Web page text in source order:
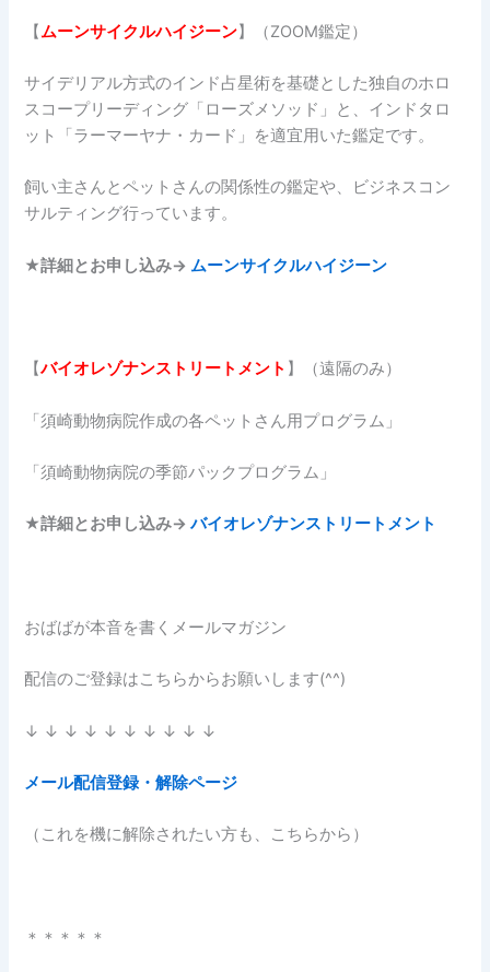
【ムーンサイクルハイジーン】（ZOOM鑑定）
サイデリアル方式のインド占星術を基礎とした独自のホロ
スコープリーディング「ローズメソッド」と、インドタロ
ット「ラーマーヤナ・カード」を適宜用いた鑑定です。
飼い主さんとペットさんの関係性の鑑定や、ビジネスコン
サルティング行っています。
★詳細とお申し込み→ ムーンサイクルハイジーン
【バイオレゾナンストリートメント 】（遠隔のみ）
「須崎動物病院作成の各ペットさん用プログラム」
「須崎動物病院の季節パックプログラム」
★詳細とお申し込み→バイオレゾナンストリートメント
おばばが本音を書くメールマガジン
配信のご登録はこちらからお願いします(^^)
↓ ↓ ↓ ↓ ↓ ↓ ↓ ↓ ↓ ↓
メール配信登録・解除ページ
（これを機に解除されたい方も、こちらから）
＊＊＊＊＊